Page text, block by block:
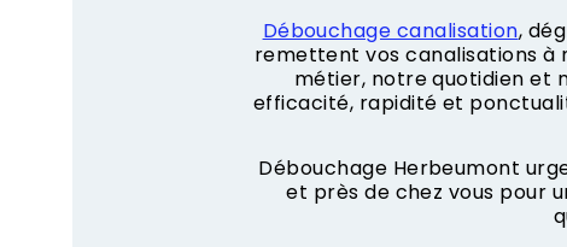
Débouchage canalisation,
remettent vos canalisations à
métier, notre quotidien et
efficacité, rapidité et
Débouchage Herbeumont
et près de chez vous pour